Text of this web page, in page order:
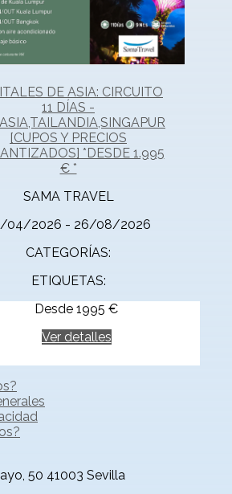
DE ASIA: CIRCUITO
11 DÍAS -
[CUPOS Y PRECIOS
*DESDE 1.995
€ *
SAMA TRAVEL
04/2026 - 26/08/2026
CATEGORÍAS:
ETIQUETAS:
Desde 1995 €
Ver detalles
50 41003 Sevilla